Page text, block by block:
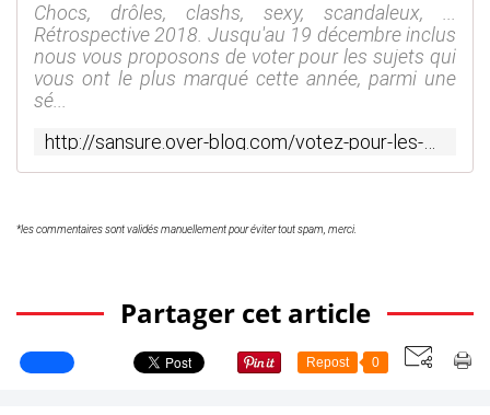
Chocs, drôles, clashs, sexy, scandaleux, ...
Rétrospective 2018. Jusqu'au 19 décembre inclus
nous vous proposons de voter pour les sujets qui
vous ont le plus marqué cette année, parmi une
sé...
*les commentaires sont validés manuellement pour éviter tout spam, merci.
Partager cet article
Repost 0